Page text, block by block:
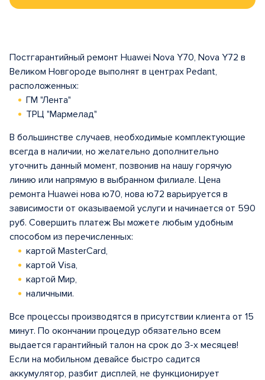
Постгарантийный ремонт Huawei Nova Y70, Nova Y72 в
Великом Новгороде выполнят в центрах Pedant,
расположенных:
ГМ "Лента"
ТРЦ "Мармелад"
В большинстве случаев, необходимые комплектующие
всегда в наличии, но желательно дополнительно
уточнить данный момент, позвонив на нашу горячую
линию или напрямую в выбранном филиале. Цена
ремонта Huawei нова ю70, нова ю72 варьируется в
зависимости от оказываемой услуги и начинается от 590
руб. Совершить платеж Вы можете любым удобным
способом из перечисленных:
картой MasterCard,
картой Visa,
картой Мир,
наличными.
Все процессы производятся в присутствии клиента от 15
минут. По окончании процедур обязательно всем
выдается гарантийный талон на срок до 3-х месяцев!
Если на мобильном девайсе быстро садится
аккумулятор, разбит дисплей, не функционирует